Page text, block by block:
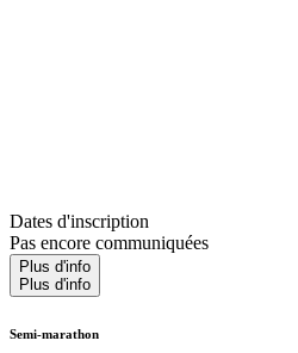
Dates d'inscription
Pas encore communiquées
Plus d'info
Plus d'info
Semi-marathon